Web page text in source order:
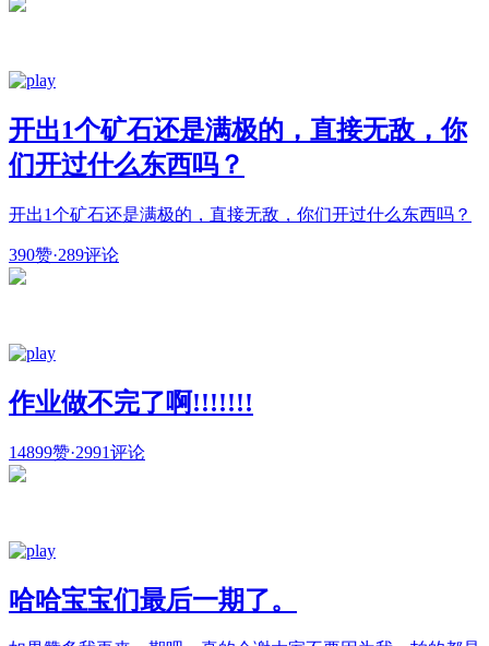
开出1个矿石还是满极的，直接无敌，你
们开过什么东西吗？
开出1个矿石还是满极的，直接无敌，你们开过什么东西吗？
390赞·289评论
作业做不完了啊!!!!!!!
14899赞·2991评论
哈哈宝宝们最后一期了。